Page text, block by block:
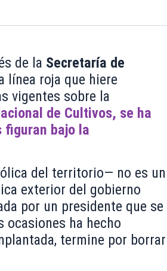
de la Secretaría de
línea roja que hiere
vigentes sobre la
de Cultivos, se ha
bajo la
del territorio— no es un
exterior del gobierno
por un presidente que se
ocasiones ha hecho
termine por borrar